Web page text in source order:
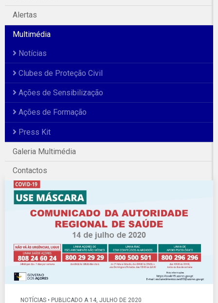
Alertas
Multimédia
Notícias
Clubes de Proteção Civil
Ações de Sensibilização
Ações de Formação
Press Kit
Galeria Multimédia
Contactos
NOTÍCIAS • PUBLICADO A 14, JULHO DE 2020